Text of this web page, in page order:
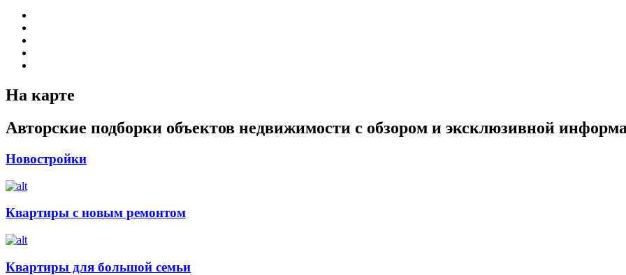
На карте
Авторские подборки объектов недвижимости с обзором и эксклюзивной
Новостройки
Квартиры с новым ремонтом
Квартиры для большой семьи